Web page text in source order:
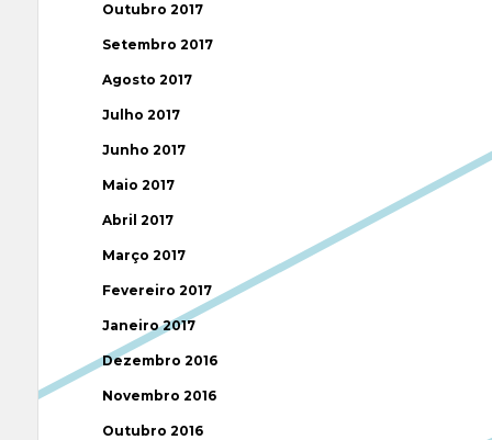
Outubro 2017
Setembro 2017
Agosto 2017
Julho 2017
Junho 2017
Maio 2017
Abril 2017
Março 2017
Fevereiro 2017
Janeiro 2017
Dezembro 2016
Novembro 2016
Outubro 2016